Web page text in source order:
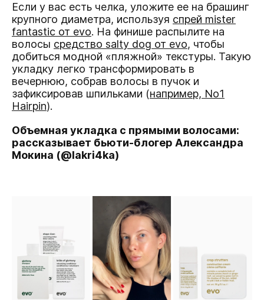
Если у вас есть челка, уложите ее на брашинг
крупного диаметра, используя спрей mister
fantastiс от evo. На финише распылите на
волосы средство saltу dog от evo, чтобы
добиться модной «пляжной» текстуры. Такую
укладку легко трансформировать в
вечернюю, собрав волосы в пучок и
зафиксировав шпильками (например, No1
Hairpin).
Объемная укладка с прямыми волосами:
рассказывает бьюти-блогер Александра
Мокина (@lakri4ka)